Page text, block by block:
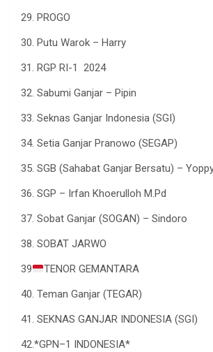
29. PROGO
30. Putu Warok – Harry
31. RGP RI-1 2024
32. Sabumi Ganjar – Pipin
33. Seknas Ganjar Indonesia (SGI)
34. Setia Ganjar Pranowo (SEGAP)
35. SGB (Sahabat Ganjar Bersatu) –
36. SGP – Irfan Khoerulloh M.Pd
37. Sobat Ganjar (SOGAN) – Sindoro
38. SOBAT JARWO
39
TENOR GEMANTARA
40. Teman Ganjar (TEGAR)
41. SEKNAS GANJAR INDONESIA (SGI)
42.*GPN–1 INDONESIA*